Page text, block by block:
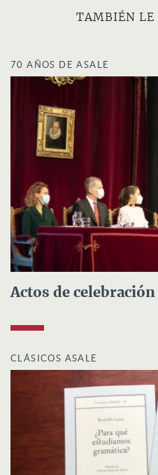
TAMBIÉN LE
70 AÑOS DE ASALE
Actos de
CLÁSICOS ASALE